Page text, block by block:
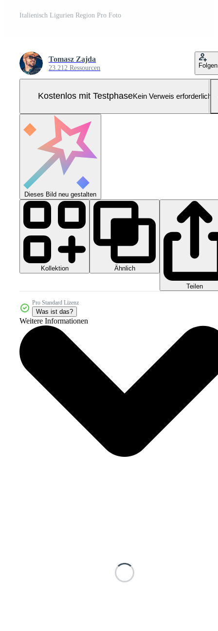
Italienisch Ligurien Region Pro Foto
Tomasz Zajda
23.212 Ressourcen Folgen
Kostenlos mit TestphaseKein Verweis erforderlich
Dieses Bild neu gestalten
Kollektion Ähnlich
Teilen
Pro Standard Lizenz
Was ist das?
Weitere Informationen